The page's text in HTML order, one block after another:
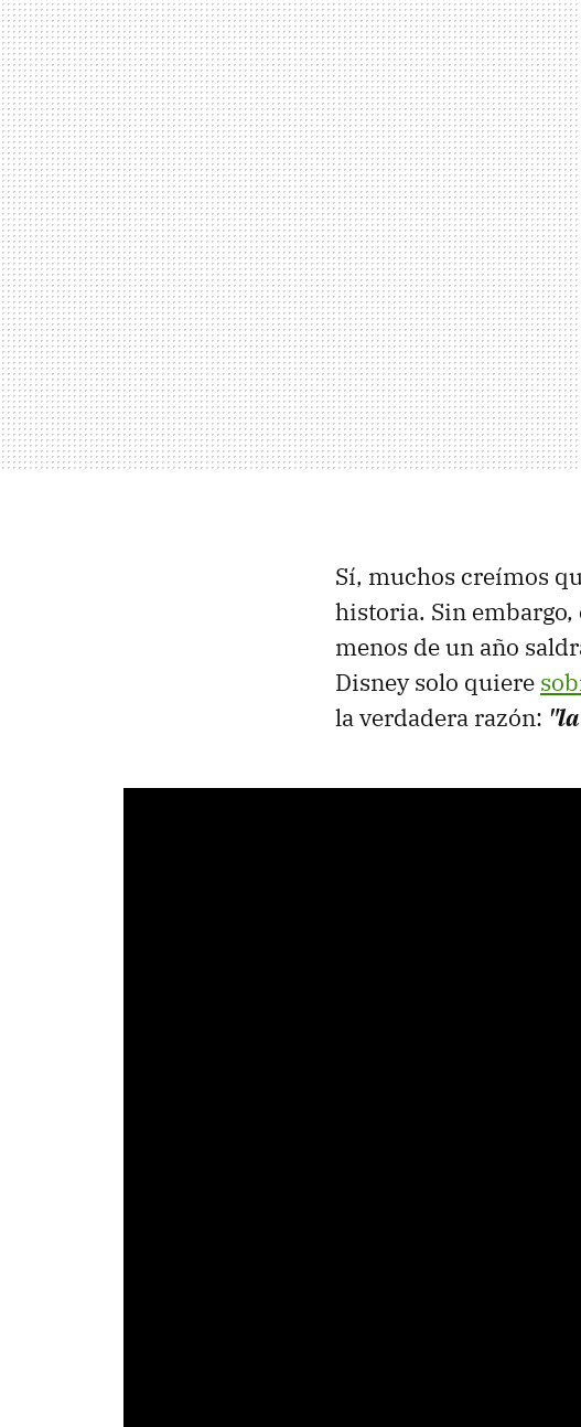
Sí, muchos creímos
historia. Sin embargo,
menos de un año
Disney solo quiere
la verdadera razón: